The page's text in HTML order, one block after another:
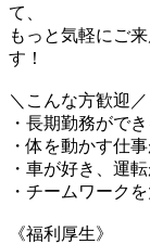
て、
もっと気軽にご
す！
＼こんな方歓迎／
・長期勤務がで
・体を動かす仕
・車が好き、運
・チームワーク
《福利厚生》